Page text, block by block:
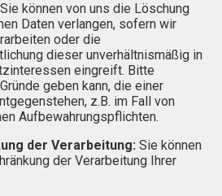
Sie können von uns die Löschung
Daten verlangen, sofern wir
oder die
dieser unverhältnismäßig in
eingreift. Bitte
geben kann, die einer
z.B. im Fall von
Aufbewahrungspflichten.
der Verarbeitung: Sie können
der Verarbeitung Ihrer